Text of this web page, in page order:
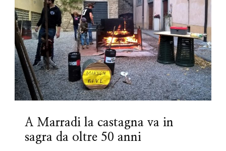
A Marradi la castagna va in
sagra da oltre 50 anni